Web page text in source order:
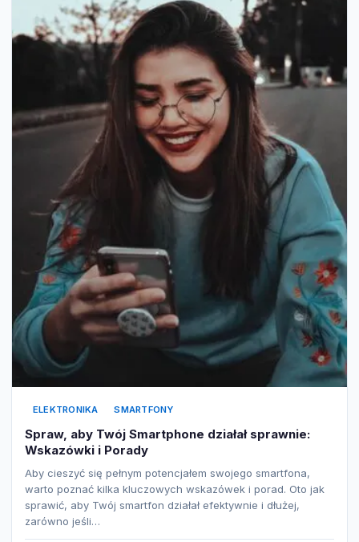
ELEKTRONIKA SMARTFONY
Spraw, aby Twój Smartphone działał sprawnie:
Wskazówki i Porady
Aby cieszyć się pełnym potencjałem swojego smartfona,
warto poznać kilka kluczowych wskazówek i porad. Oto jak
sprawić, aby Twój smartfon działał efektywnie i dłużej,
zarówno jeśli…